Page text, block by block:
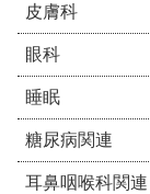
皮膚科
眼科
睡眠
糖尿病関連
耳鼻咽喉科関連